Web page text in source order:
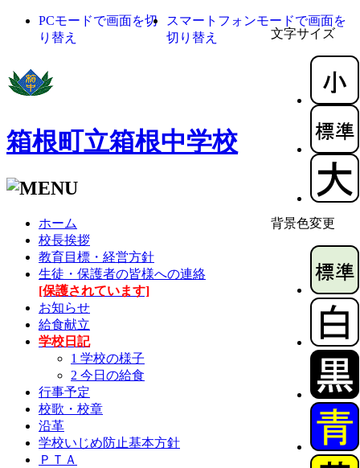
文字サイズ
背景色変更
PCモードで画面を切
り替え
スマートフォンモードで画面を
切り替え
箱根町立箱根中学校
ホーム
校長挨拶
教育目標・経営方針
生徒・保護者の皆様への連絡
[保護されています]
お知らせ
給食献立
学校日記
1 学校の様子
2 今日の給食
行事予定
校歌・校章
沿革
学校いじめ防止基本方針
ＰＴＡ